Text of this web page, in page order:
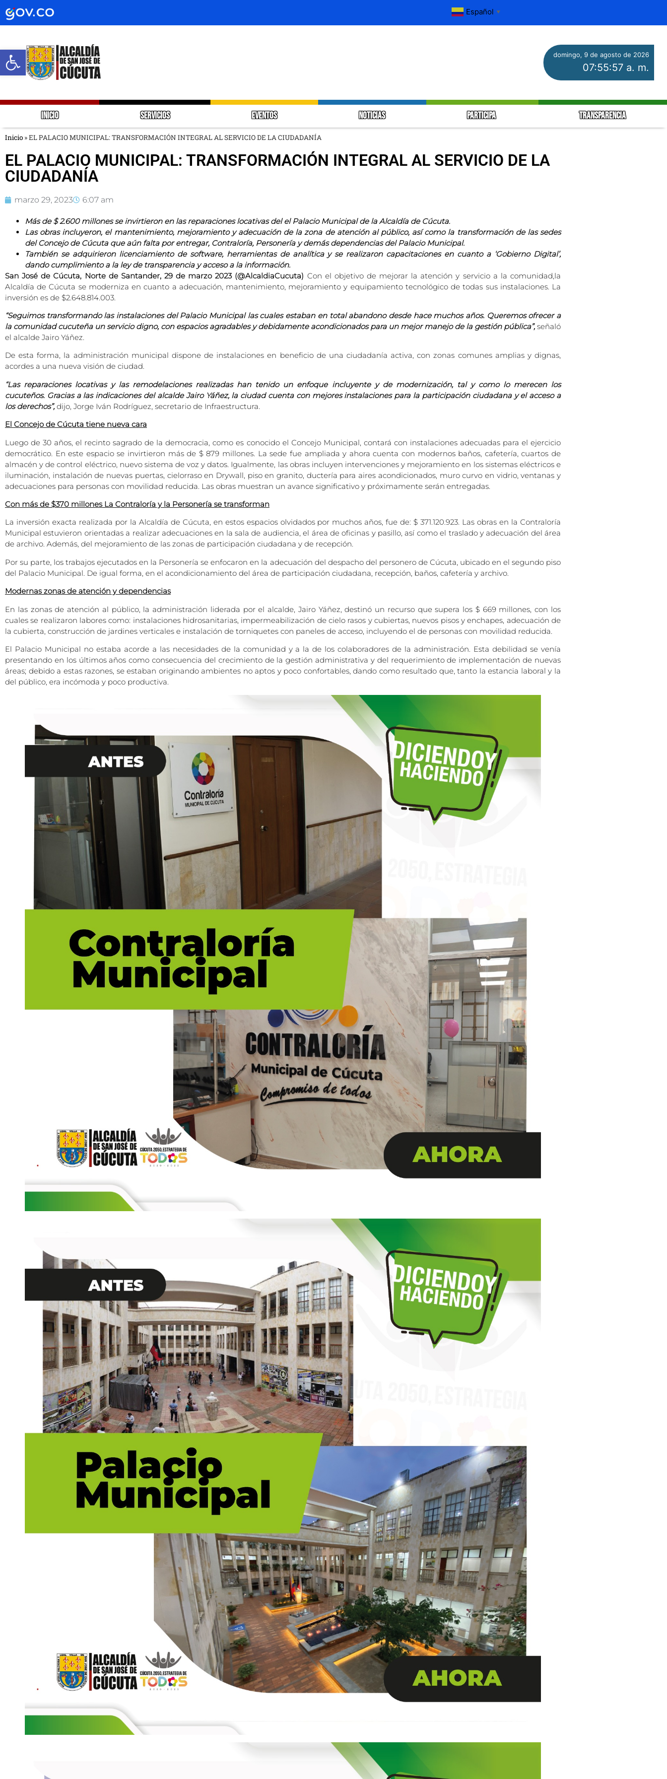
Abrir barra de herramientas
Español ▼
domingo, 9 de agosto de 2026
07:55:59 a. m.
INICIO SERVICIOS EVENTOS NOTICIAS PARTICIPA TRANSPARENCIA
Inicio »EL PALACIO MUNICIPAL: TRANSFORMACIÓN INTEGRAL AL SERVICIO DE LA CIUDADANÍA
EL PALACIO MUNICIPAL: TRANSFORMACIÓN INTEGRAL AL SERVICIO DE LA
CIUDADANÍA
marzo 29, 2023 6:07 am
Más de $ 2.600 millones se invirtieron en las reparaciones locativas del el Palacio Municipal de la Alcaldía de Cúcuta.
Las obras incluyeron, el mantenimiento, mejoramiento y adecuación de la zona de atención al público, así como la transformación de las sedes
del Concejo de Cúcuta que aún falta por entregar, Contraloría, Personería y demás dependencias del Palacio Municipal.
También se adquirieron licenciamiento de software, herramientas de analítica y se realizaron capacitaciones en cuanto a ‘Gobierno Digital’,
dando cumplimiento a la ley de transparencia y acceso a la información.
San José de Cúcuta, Norte de Santander, 29 de marzo 2023 (@AlcaldiaCucuta) Con el objetivo de mejorar la atención y servicio a la comunidad,la
Alcaldía de Cúcuta se moderniza en cuanto a adecuación, mantenimiento, mejoramiento y equipamiento tecnológico de todas sus instalaciones. La
inversión es de $2.648.814.003.
“Seguimos transformando las instalaciones del Palacio Municipal las cuales estaban en total abandono desde hace muchos años. Queremos ofrecer a
la comunidad cucuteña un servicio digno, con espacios agradables y debidamente acondicionados para un mejor manejo de la gestión pública”, señaló
el alcalde Jairo Yáñez.
De esta forma, la administración municipal dispone de instalaciones en beneficio de una ciudadanía activa, con zonas comunes amplias y dignas,
acordes a una nueva visión de ciudad.
“Las reparaciones locativas y las remodelaciones realizadas han tenido un enfoque incluyente y de modernización, tal y como lo merecen los
cucuteños. Gracias a las indicaciones del alcalde Jairo Yáñez, la ciudad cuenta con mejores instalaciones para la participación ciudadana y el acceso a
los derechos”, dijo, Jorge Iván Rodríguez, secretario de Infraestructura.
El Concejo de Cúcuta tiene nueva cara
Luego de 30 años, el recinto sagrado de la democracia, como es conocido el Concejo Municipal, contará con instalaciones adecuadas para el ejercicio
democrático. En este espacio se invirtieron más de $ 879 millones. La sede fue ampliada y ahora cuenta con modernos baños, cafetería, cuartos de
almacén y de control eléctrico, nuevo sistema de voz y datos. Igualmente, las obras incluyen intervenciones y mejoramiento en los sistemas eléctricos e
iluminación, instalación de nuevas puertas, cielorraso en Drywall, piso en granito, ductería para aires acondicionados, muro curvo en vidrio, ventanas y
adecuaciones para personas con movilidad reducida. Las obras muestran un avance significativo y próximamente serán entregadas.
Con más de $370 millones La Contraloría y la Personería se transforman
La inversión exacta realizada por la Alcaldía de Cúcuta, en estos espacios olvidados por muchos años, fue de: $ 371.120.923. Las obras en la Contraloría
Municipal estuvieron orientadas a realizar adecuaciones en la sala de audiencia, el área de oficinas y pasillo, así como el traslado y adecuación del área
de archivo. Además, del mejoramiento de las zonas de participación ciudadana y de recepción.
Por su parte, los trabajos ejecutados en la Personería se enfocaron en la adecuación del despacho del personero de Cúcuta, ubicado en el segundo piso
del Palacio Municipal. De igual forma, en el acondicionamiento del área de participación ciudadana, recepción, baños, cafetería y archivo.
Modernas zonas de atención y dependencias
En las zonas de atención al público, la administración liderada por el alcalde, Jairo Yáñez, destinó un recurso que supera los $ 669 millones, con los
cuales se realizaron labores como: instalaciones hidrosanitarias, impermeabilización de cielo rasos y cubiertas, nuevos pisos y enchapes, adecuación de
la cubierta, construcción de jardines verticales e instalación de torniquetes con paneles de acceso, incluyendo el de personas con movilidad reducida.
El Palacio Municipal no estaba acorde a las necesidades de la comunidad y a la de los colaboradores de la administración. Esta debilidad se venía
presentando en los últimos años como consecuencia del crecimiento de la gestión administrativa y del requerimiento de implementación de nuevas
áreas; debido a estas razones, se estaban originando ambientes no aptos y poco confortables, dando como resultado que, tanto la estancia laboral y la
del público, era incómoda y poco productiva.